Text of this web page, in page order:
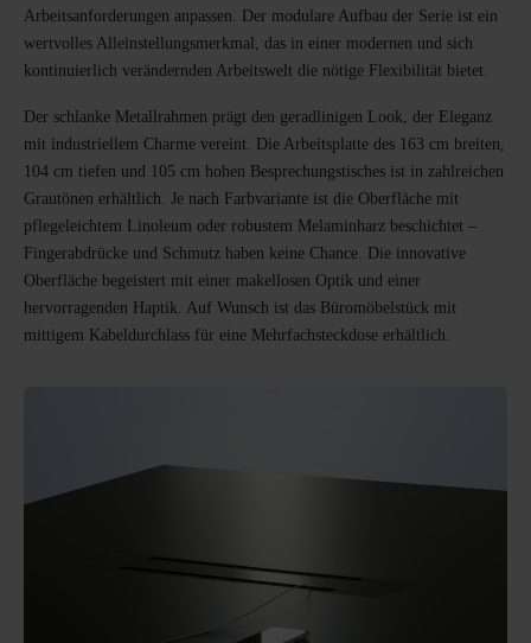
Arbeitsanforderungen anpassen. Der modulare Aufbau der Serie ist ein
wertvolles Alleinstellungsmerkmal, das in einer modernen und sich
kontinuierlich verändernden Arbeitswelt die nötige Flexibilität bietet.
Der schlanke Metallrahmen prägt den geradlinigen Look, der Eleganz
mit industriellem Charme vereint. Die Arbeitsplatte des 163 cm breiten,
104 cm tiefen und 105 cm hohen Besprechungstisches ist in zahlreichen
Grautönen erhältlich. Je nach Farbvariante ist die Oberfläche mit
pflegeleichtem Linoleum oder robustem Melaminharz beschichtet –
Fingerabdrücke und Schmutz haben keine Chance. Die innovative
Oberfläche begeistert mit einer makellosen Optik und einer
hervorragenden Haptik. Auf Wunsch ist das Büromöbelstück mit
mittigem Kabeldurchlass für eine Mehrfachsteckdose erhältlich.